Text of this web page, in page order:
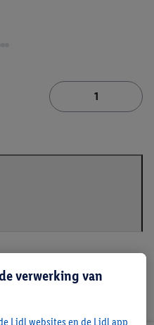
verwerking van
Lidl websites en de Lidl app